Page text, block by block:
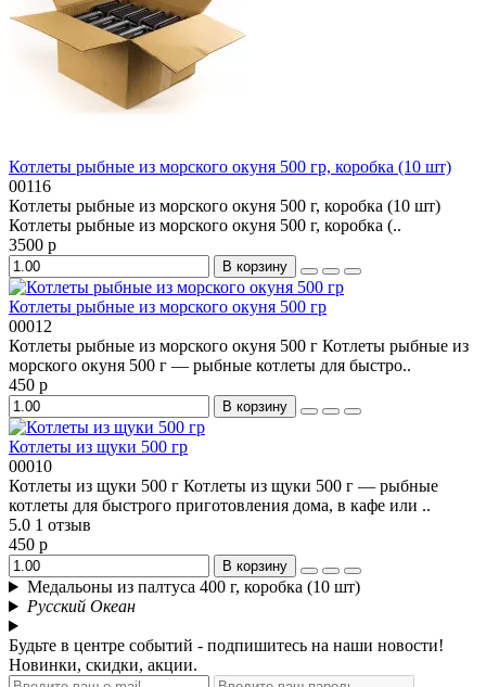
Котлеты рыбные из морского окуня 500 гр, коробка (10 шт)
00116
Котлеты рыбные из морского окуня 500 г, коробка (10 шт)
Котлеты рыбные из морского окуня 500 г, коробка (..
3500 р
В корзину
Котлеты рыбные из морского окуня 500 гр
00012
Котлеты рыбные из морского окуня 500 г Котлеты рыбные из
морского окуня 500 г — рыбные котлеты для быстро..
450 р
В корзину
Котлеты из щуки 500 гр
00010
Котлеты из щуки 500 г Котлеты из щуки 500 г — рыбные
котлеты для быстрого приготовления дома, в кафе или ..
5.0 1 отзыв
450 р
В корзину
Медальоны из палтуса 400 г, коробка (10 шт)
Русский Океан
Будьте в центре событий - подпишитесь на наши новости!
Новинки, скидки, акции.